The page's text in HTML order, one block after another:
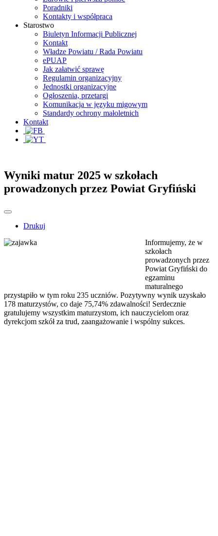
Poradniki
Kontakty i współpraca
Starostwo
Biuletyn Informacji Publicznej
Kontakt
Władze Powiatu / Rada Powiatu
ePUAP
Jak załatwić sprawę
Regulamin organizacyjny
Jednostki organizacyjne
Ogłoszenia, przetargi
Komunikacja w języku migowym
Standardy ochrony małoletnich
Kontakt
Wyniki matur 2025 w szkołach
prowadzonych przez Powiat Gryfiński
Drukuj
Informujemy, że w
szkołach
prowadzonych przez
Powiat Gryfiński do
egzaminu
maturalnego
przystąpiło w tym roku 235 uczniów. Pozytywny wynik uzyskało
178 maturzystów, co daje 75,74% zdawalności! Serdecznie
gratulujemy wszystkim maturzystom, ich nauczycielom oraz
dyrekcjom szkół za trud, zaangażowanie i wspólny sukces.